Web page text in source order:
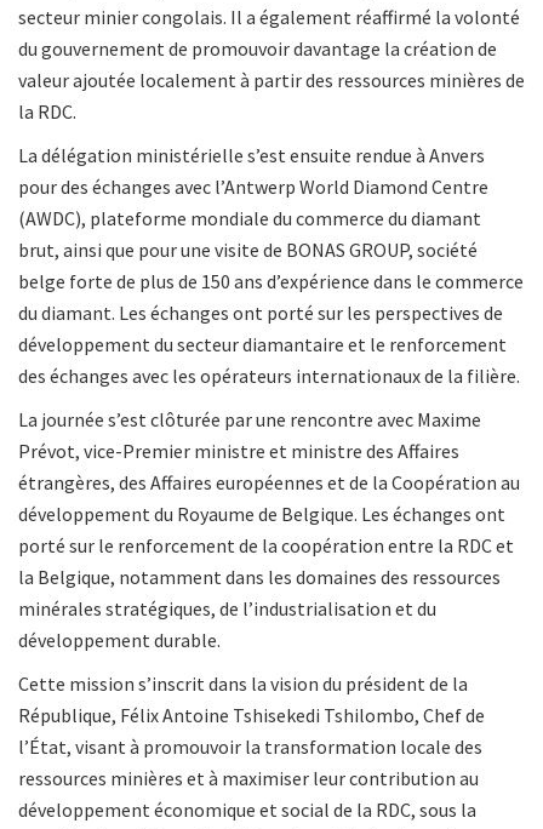
secteur minier congolais. Il a également réaffirmé la volonté
du gouvernement de promouvoir davantage la création de
valeur ajoutée localement à partir des ressources minières de
la RDC.
La délégation ministérielle s’est ensuite rendue à Anvers
pour des échanges avec l’Antwerp World Diamond Centre
(AWDC), plateforme mondiale du commerce du diamant
brut, ainsi que pour une visite de BONAS GROUP, société
belge forte de plus de 150 ans d’expérience dans le commerce
du diamant. Les échanges ont porté sur les perspectives de
développement du secteur diamantaire et le renforcement
des échanges avec les opérateurs internationaux de la filière.
La journée s’est clôturée par une rencontre avec Maxime
Prévot, vice-Premier ministre et ministre des Affaires
étrangères, des Affaires européennes et de la Coopération au
développement du Royaume de Belgique. Les échanges ont
porté sur le renforcement de la coopération entre la RDC et
la Belgique, notamment dans les domaines des ressources
minérales stratégiques, de l’industrialisation et du
développement durable.
Cette mission s’inscrit dans la vision du président de la
République, Félix Antoine Tshisekedi Tshilombo, Chef de
l’État, visant à promouvoir la transformation locale des
ressources minières et à maximiser leur contribution au
développement économique et social de la RDC, sous la